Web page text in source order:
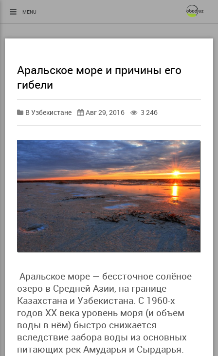
MENU
Аральское море и причины его
гибели
В Узбекистане Авг 29, 2016 3 246
Аральское море — бессточное солёное
озеро в Средней Азии, на границе
Казахстана и Узбекистана. С 1960-х
годов XX века уровень моря (и объём
воды в нём) быстро снижается
вследствие забора воды из основных
питающих рек Амударья и Сырдарья.